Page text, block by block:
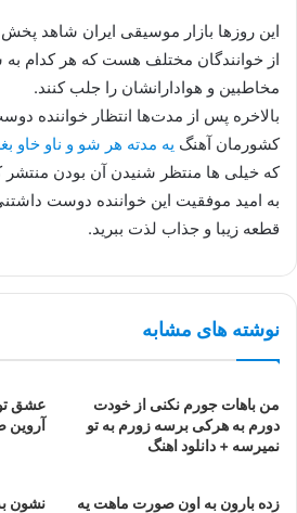
این روزها بازار موسیقی ایران شاهد
از خوانندگان مختلف هست که هر کدام
مخاطبین و هوادارانشان را جلب کنند.
بالاخره پس از مدت‌ها انتظار خواننده
کشورمان آهنگ یه مدته هر شو و ناو
که خیلی ها منتظر شنیدن آن بودن منتشر
به امید موفقیت این خواننده دوست
قطعه زیبا و جذاب لذت ببرید.
نوشته های مشابه
من باهات جورم نکنی از خودت
دورم به هرکی برسه زورم به تو
نميرسه + دانلود اهنگ
عشق
آروین
زده بارون به اون صورت ماهت یه
نشون